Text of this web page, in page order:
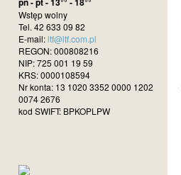
Wstęp wolny
Tel. 42 633 09 82
E-mail:ltf@ltf.com.pl
REGON: 000808216
NIP: 725 001 19 59
KRS: 0000108594
Nr konta: 13 1020 3352 0000 1202
0074 2676
kod SWIFT: BPKOPLPW